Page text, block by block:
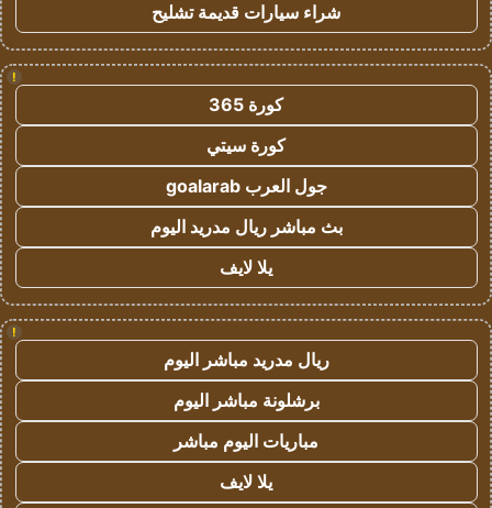
شراء سيارات قديمة تشليح
!
كورة 365
كورة سيتي
جول العرب goalarab
بث مباشر ريال مدريد اليوم
يلا لايف
!
ريال مدريد مباشر اليوم
برشلونة مباشر اليوم
مباريات اليوم مباشر
يلا لايف